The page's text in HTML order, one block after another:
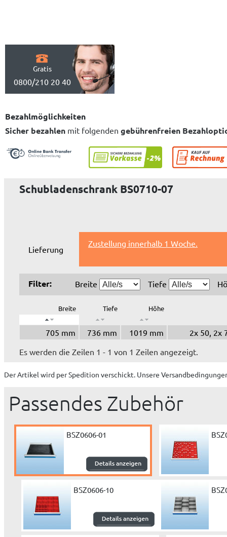
Gratis
0800/210 20 40
Bezahlmöglichkeiten
Sicher bezahlen mit folgenden gebührenfreien
Schubladenschrank BS0710-07
Lieferung
Zustellung innerhalb 1 Woche.
Filter: Breite Tiefe
Breite Tiefe Höhe
705 mm 736 mm 1019 mm
2x 50, 2x
Es werden die Zeilen 1 - 1 von 1 Zeilen angezeigt.
Der Artikel wird per Spedition verschickt. Unsere
Passendes Zubehör
BSZ0606-01
BSZ0606-10